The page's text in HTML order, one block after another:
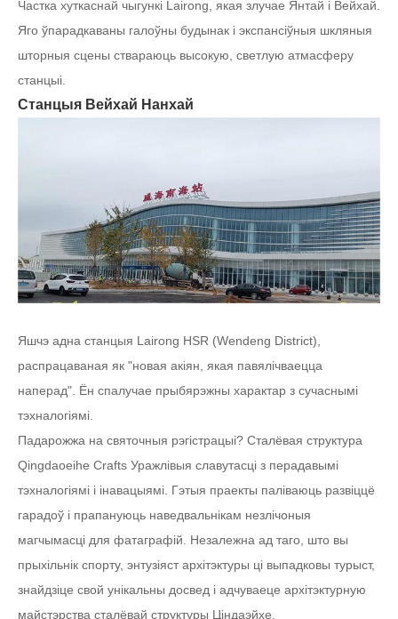
Частка хуткаснай чыгункі Lairong, якая злучае Янтай і Вейхай.
Яго ўпарадкаваны галоўны будынак і экспансіўныя шкляныя
шторныя сцены ствараюць высокую, светлую атмасферу
станцыі.
Станцыя Вейхай Нанхай
Яшчэ адна станцыя Lairong HSR (Wendeng District),
распрацаваная як "новая акіян, якая павялічваецца
наперад". Ён спалучае прыбярэжны характар ​​з сучаснымі
тэхналогіямі.
Падарожжа на святочныя рэгістрацыі? Сталёвая структура
Qingdaoeihe Crafts Уражлівыя славутасці з перадавымі
тэхналогіямі і інавацыямі. Гэтыя праекты паліваюць развіццё
гарадоў і прапануюць наведвальнікам незлічоныя
магчымасці для фатаграфій. Незалежна ад таго, што вы
прыхільнік спорту, энтузіяст архітэктуры ці выпадковы турыст,
знайдзіце свой унікальны досвед і адчуваеце архітэктурную
майстэрства сталёвай структуры Ціндаэйхе.